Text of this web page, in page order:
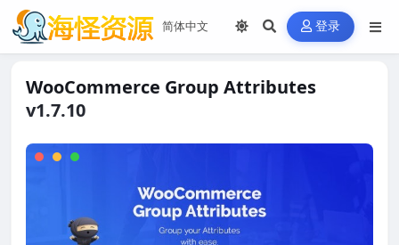
登录
WooCommerce Group Attributes
v1.7.10